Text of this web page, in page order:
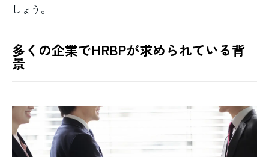
しょう。
多くの企業でHRBPが求められている背
景